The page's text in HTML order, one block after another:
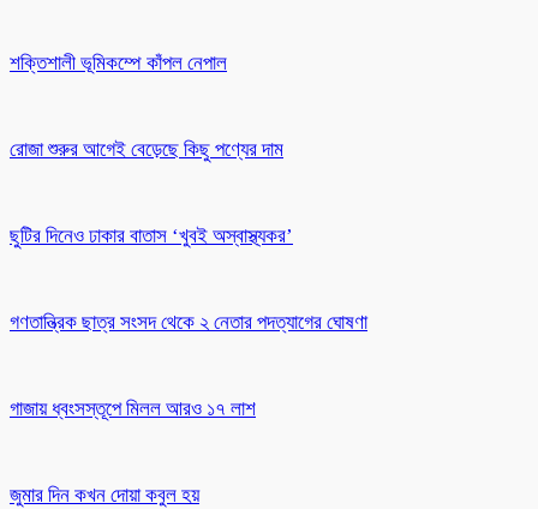
শক্তিশালী ভূমিকম্পে কাঁপল নেপাল
রোজা শুরুর আগেই বেড়েছে কিছু পণ্যের দাম
ছুটির দিনেও ঢাকার বাতাস ‘খুবই অস্বাস্থ্যকর’
গণতান্ত্রিক ছাত্র সংসদ থেকে ২ নেতার পদত্যাগের ঘোষণা
গাজায় ধ্বংসস্তূপে মিলল আরও ১৭ লাশ
জুমার দিন কখন দোয়া কবুল হয়